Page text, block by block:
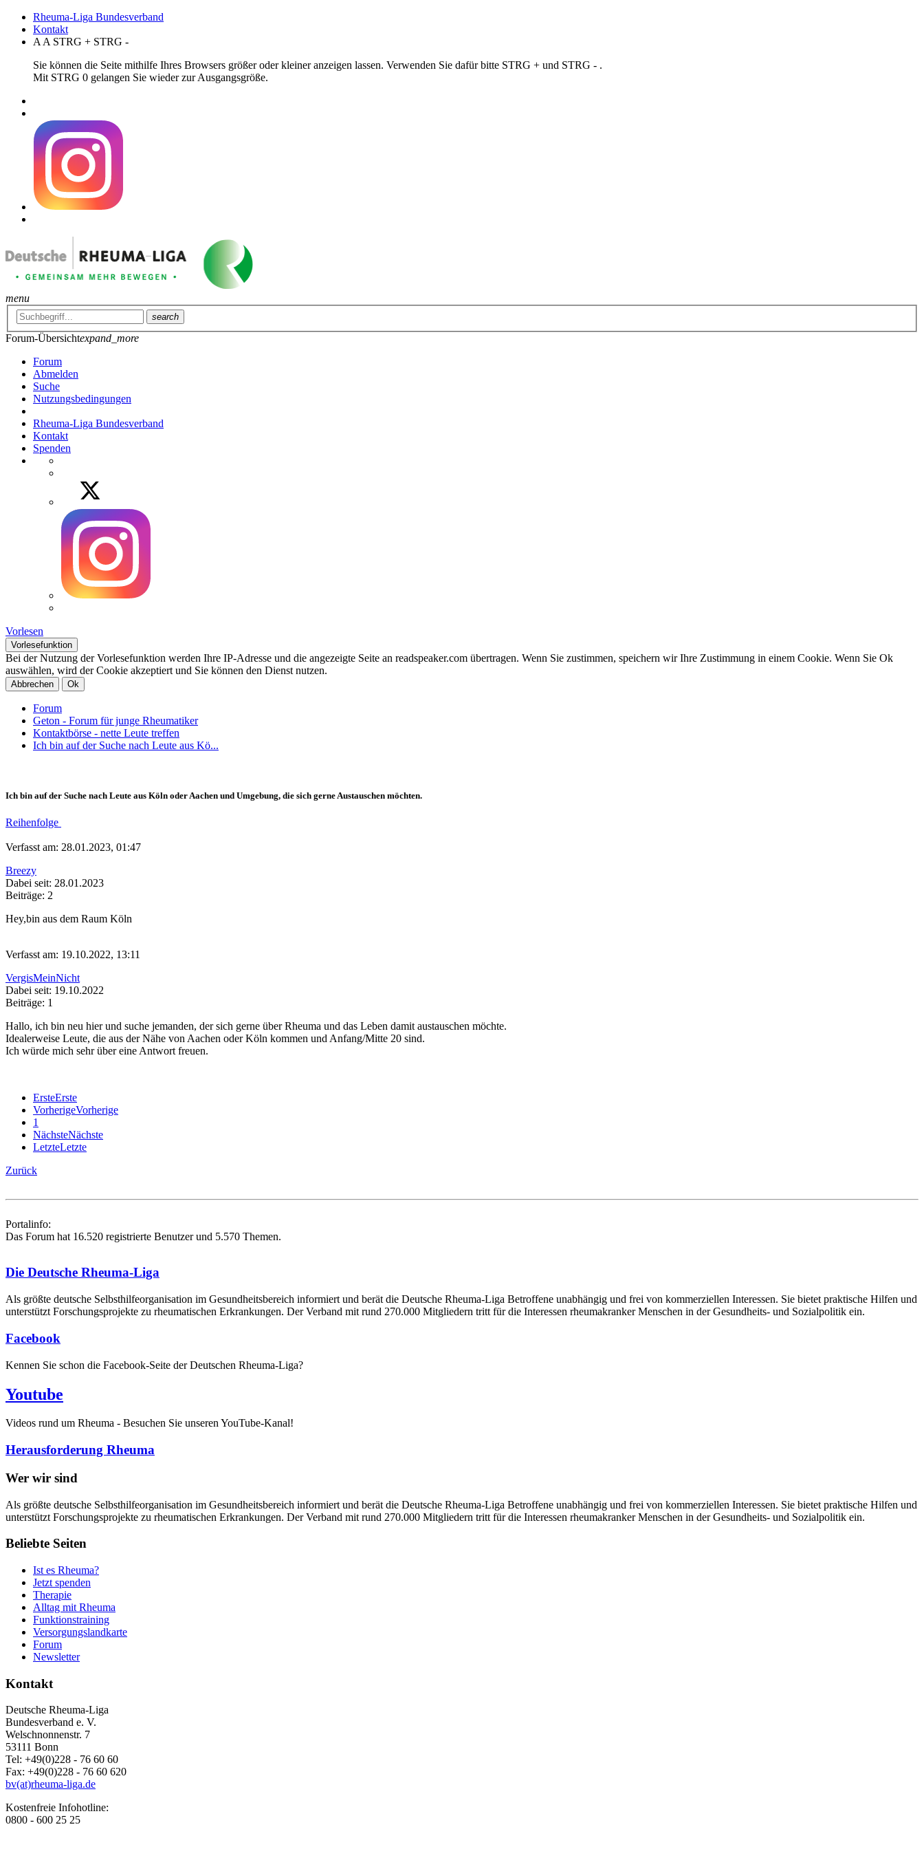
Rheuma-Liga Bundesverband
Kontakt
A A STRG + STRG -
Sie können die Seite mithilfe Ihres Browsers größer oder kleiner anzeigen lassen. Verwenden Sie dafür bitte STRG + und STRG - .
Mit STRG 0 gelangen Sie wieder zur Ausgangsgröße.
menu
search
Forum-Übersichtexpand_more
Forum
Abmelden
Suche
Nutzungsbedingungen
Rheuma-Liga Bundesverband
Kontakt
Spenden
Vorlesen
Vorlesefunktion
Bei der Nutzung der Vorlesefunktion werden Ihre IP-Adresse und die angezeigte Seite an readspeaker.com übertragen. Wenn Sie zustimmen, speichern wir Ihre Zustimmung in einem Cookie. Wenn Sie Ok
auswählen, wird der Cookie akzeptiert und Sie können den Dienst nutzen.
Abbrechen Ok
Forum
Geton - Forum für junge Rheumatiker
Kontaktbörse - nette Leute treffen
Ich bin auf der Suche nach Leute aus Kö...
Ich bin auf der Suche nach Leute aus Köln oder Aachen und Umgebung, die sich gerne Austauschen möchten.
Reihenfolge
Verfasst am: 28.01.2023, 01:47
Breezy
Dabei seit: 28.01.2023
Beiträge: 2
Hey,bin aus dem Raum Köln
Verfasst am: 19.10.2022, 13:11
VergisMeinNicht
Dabei seit: 19.10.2022
Beiträge: 1
Hallo, ich bin neu hier und suche jemanden, der sich gerne über Rheuma und das Leben damit austauschen möchte.
Idealerweise Leute, die aus der Nähe von Aachen oder Köln kommen und Anfang/Mitte 20 sind.
Ich würde mich sehr über eine Antwort freuen.
ErsteErste
VorherigeVorherige
1
NächsteNächste
LetzteLetzte
Zurück
Portalinfo:
Das Forum hat 16.520 registrierte Benutzer und 5.570 Themen.
Die Deutsche Rheuma-Liga
Als größte deutsche Selbsthilfe­organisation im Gesundheitsbereich informiert und berät die Deutsche Rheuma-Liga Betroffene unabhängig und frei von kommerziellen Interessen. Sie bietet praktische Hilfen und
unterstützt Forschungsprojekte zu rheumatischen Erkrankungen. Der Verband mit rund 270.000 Mitgliedern tritt für die Interessen rheumakranker Menschen in der Gesundheits- und Sozialpolitik ein.
Facebook
Kennen Sie schon die Facebook-Seite der Deutschen Rheuma-Liga?
Youtube
Videos rund um Rheuma - Besuchen Sie unseren YouTube-Kanal!
Herausforderung Rheuma
Wer wir sind
Als größte deutsche Selbsthilfeorganisation im Gesundheitsbereich informiert und berät die Deutsche Rheuma-Liga Betroffene unabhängig und frei von kommerziellen Interessen. Sie bietet praktische Hilfen und
unterstützt Forschungsprojekte zu rheumatischen Erkrankungen. Der Verband mit rund 270.000 Mitgliedern tritt für die Interessen rheumakranker Menschen in der Gesundheits- und Sozialpolitik ein.
Beliebte Seiten
Ist es Rheuma?
Jetzt spenden
Therapie
Alltag mit Rheuma
Funktionstraining
Versorgungslandkarte
Forum
Newsletter
Kontakt
Deutsche Rheuma-Liga
Bundesverband e. V.
Welschnonnenstr. 7
53111 Bonn
Tel: +49(0)228 - 76 60 60
Fax: +49(0)228 - 76 60 620
bv(at)rheuma-liga.de
Kostenfreie Infohotline:
0800 - 600 25 25